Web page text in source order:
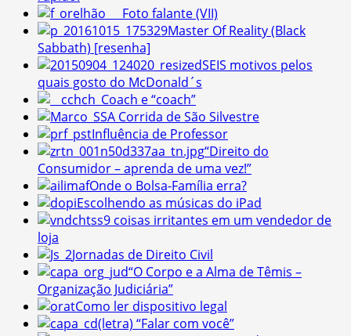
Foto falante (VII)
Master Of Reality (Black
Sabbath) [resenha]
SEIS motivos pelos
quais gosto do McDonald´s
Coach e “coach”
A Corrida de São Silvestre
Influência de Professor
“Direito do
Consumidor – aprenda de uma vez!”
Onde o Bolsa-Família erra?
Escolhendo as músicas do iPad
9 coisas irritantes em um vendedor de
loja
Jornadas de Direito Civil
“O Corpo e a Alma de Têmis –
Organização Judiciária”
Como ler dispositivo legal
(letra) “Falar com você”